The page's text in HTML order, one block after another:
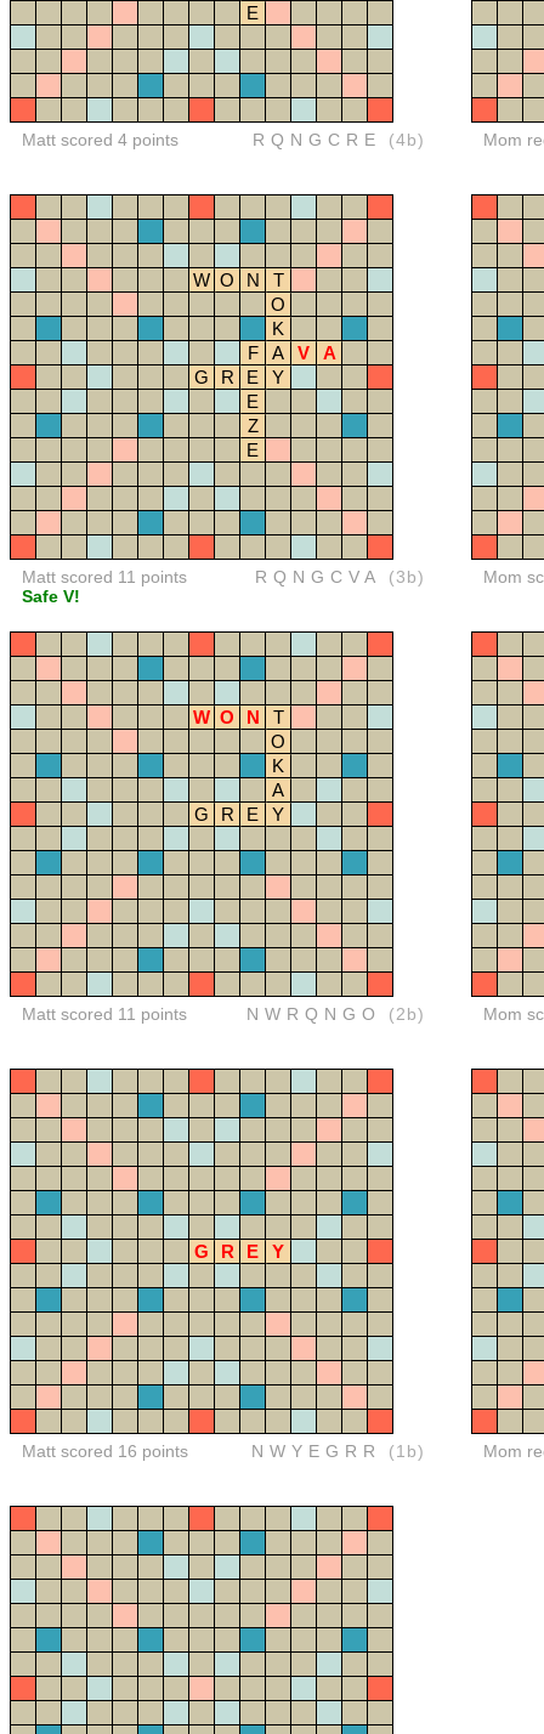
E
Matt scored 4 points RQNGCRE (4b) Mom
W O N
T
O
K
F
A V
A
G
R E
Y
E
Z
E
Matt scored 11 points
Safe V!
RQNGCVA (3b) Mom
W O N
T
O
K
A
G
R E Y
Matt scored 11 points NWRQNGO (2b) Mom
G R E Y
Matt scored 16 points NWYEGRR (1b) Mom